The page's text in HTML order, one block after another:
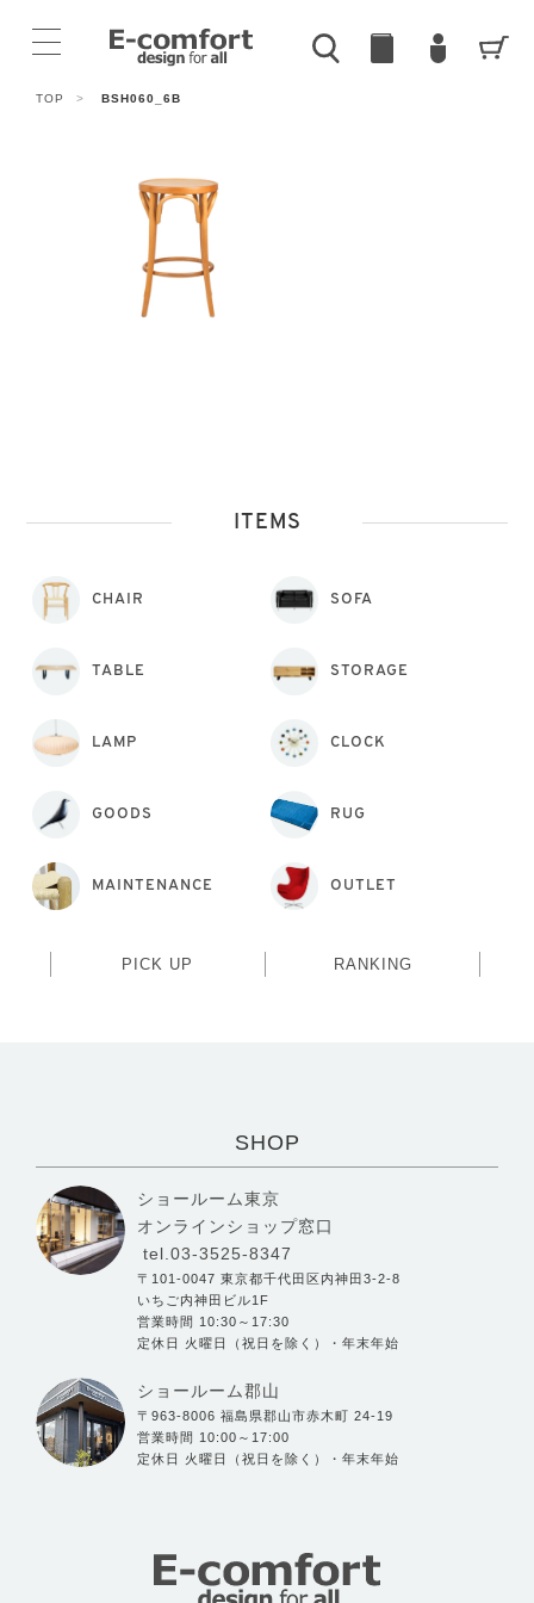
TOP > BSH060_6B
ITEMS
CHAIR SOFA
TABLE STORAGE
LAMP CLOCK
GOODS RUG
MAINTENANCE OUTLET
PICK UP RANKING
SHOP
ショールーム東京
オンラインショップ窓口
tel.03-3525-8347
〒101-0047 東京都千代田区内神田3-2-8
いちご内神田ビル1F
営業時間 10:30～17:30
定休日 火曜日（祝日を除く）・年末年始
ショールーム郡山
〒963-8006 福島県郡山市赤木町 24-19
営業時間 10:00～17:00
定休日 火曜日（祝日を除く）・年末年始